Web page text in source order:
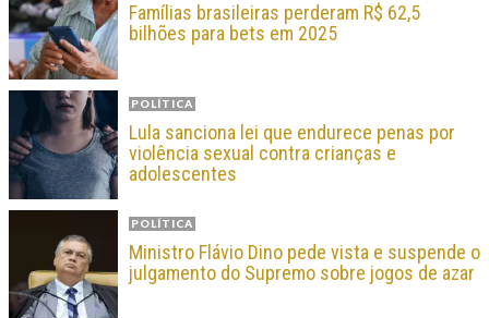
Famílias brasileiras perderam R$ 62,5
bilhões para bets em 2025
POLÍTICA
Lula sanciona lei que endurece penas por
violência sexual contra crianças e
adolescentes
POLÍTICA
Ministro Flávio Dino pede vista e suspende o
julgamento do Supremo sobre jogos de azar